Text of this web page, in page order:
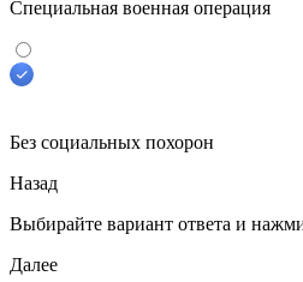
Специальная военная операция
Без социальных похорон
Назад
Выбирайте вариант ответа и
Далее